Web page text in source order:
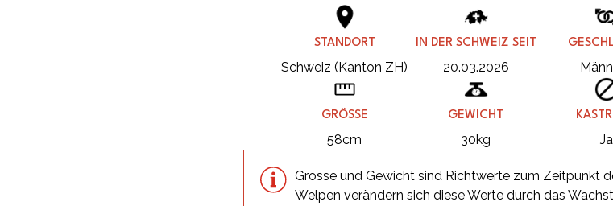
STANDORT
Schweiz (Kanton ZH)
IN DER SCHWEIZ SEIT
20.03.2026
GRÖSSE
58cm
GEWICHT
30kg Ja
Grösse und Gewicht sind Richtwerte zum Zeitpunkt
Welpen verändern sich diese Werte durch das